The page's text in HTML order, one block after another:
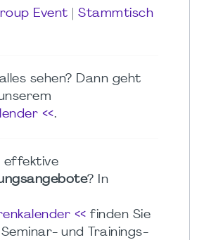
Event
Stammtisch
sehen? Dann geht
<<.
effektive
? In
<< finden Sie
und Trainings-